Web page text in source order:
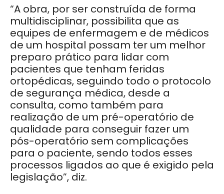
“A obra, por ser construída de forma
multidisciplinar, possibilita que as
equipes de enfermagem e de médicos
de um hospital possam ter um melhor
preparo prático para lidar com
pacientes que tenham feridas
ortopédicas, seguindo todo o protocolo
de segurança médica, desde a
consulta, como também para
realização de um pré-operatório de
qualidade para conseguir fazer um
pós-operatório sem complicações
para o paciente, sendo todos esses
processos ligados ao que é exigido pela
legislação”, diz.